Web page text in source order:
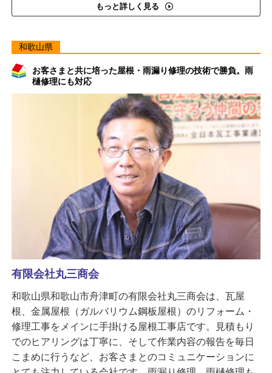
もっと詳しく見る
和歌山県
お客さまと共に培った屋根・雨漏り修理の技術で勝負。雨
樋修理にも対応
有限会社丸三商会
和歌山県和歌山市舟津町の有限会社丸三商会は、瓦屋
根、金属屋根（ガルバリウム鋼板屋根）のリフォーム・
修理工事をメインに手掛ける屋根工事店です。見積もり
でのヒアリングは丁寧に、そして作業内容の報告を毎日
こまめに行うなど、お客さまとのコミュニケーションに